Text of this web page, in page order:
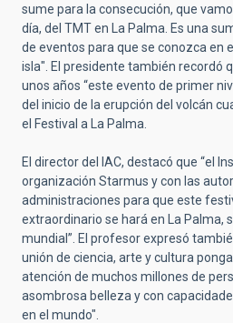
sume para la consecución, que
día, del TMT en La Palma. Es una
de eventos para que se conozca en
isla". El presidente también recordó
unos años “este evento de primer
del inicio de la erupción del volcán
el Festival a La Palma.
El director del IAC, destacó que “el
organización Starmus y con las
administraciones para que este
extraordinario se hará en La Palma,
mundial”. El profesor expresó
unión de ciencia, arte y cultura
atención de muchos millones de
asombrosa belleza y con
en el mundo".